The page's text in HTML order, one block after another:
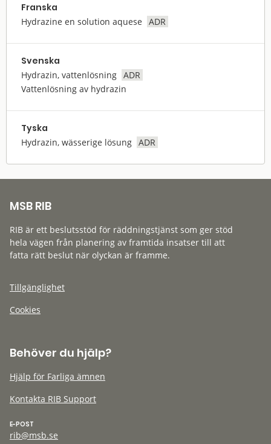
Franska
Hydrazine en solution aquese ADR
Svenska
Hydrazin, vattenlösning ADR
Vattenlösning av hydrazin
Tyska
Hydrazin, wässerige lösung ADR
MSB RIB
RIB är ett beslutsstöd för räddningstjänst som ger stöd
hela vägen från planering av framtida insatser till att
fatta rätt beslut när olyckan är framme.
Tillgänglighet
Cookies
Behöver du hjälp?
Hjälp för Farliga ämnen
Kontakta RIB Support
E-POST
rib@msb.se